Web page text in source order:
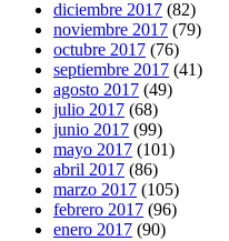
diciembre 2017 (82)
noviembre 2017 (79)
octubre 2017 (76)
septiembre 2017 (41)
agosto 2017 (49)
julio 2017 (68)
junio 2017 (99)
mayo 2017 (101)
abril 2017 (86)
marzo 2017 (105)
febrero 2017 (96)
enero 2017 (90)